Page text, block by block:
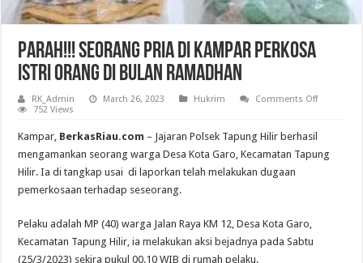
Parah!!! Seorang Pria di Kampar Perkosa
Istri Orang di Bulan Ramadhan
RK_Admin March 26, 2023 Hukrim Comments Offon
Kampar
Perkosa
752 Views
Kampar, BerkasRiau.com – Jajaran Polsek Tapung Hilir berhasil
mengamankan seorang warga Desa Kota Garo, Kecamatan Tapung
Hilir. Ia di tangkap usai di laporkan telah melakukan dugaan
pemerkosaan terhadap seseorang.
Pelaku adalah MP (40) warga Jalan Raya KM 12, Desa Kota Garo,
Kecamatan Tapung Hilir, ia melakukan aksi bejadnya pada Sabtu
(25/3/2023) sekira pukul 00.10 WIB di rumah pelaku.